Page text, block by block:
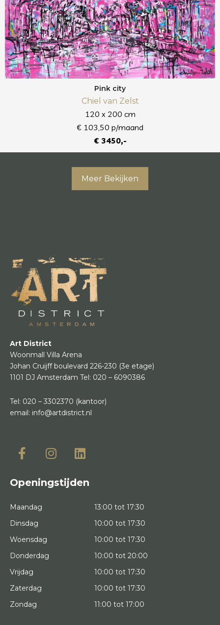
Pink city
Chiel van Zelst
120 x 200 cm
€ 103,50 p/maand
€ 3450,-
Meer Bekijken
Art District
Woonmall Villa Arena
Johan Cruijff boulevard 226-230 (3e etage)
1101 DJ Amsterdam Tel: 020 – 6090386
Tel: 020 – 3302370 (kantoor)
email: info@artdistrict.nl
Openingstijden
Maandag
13:00 tot 17:30
Dinsdag
10:00 tot 17:30
Woensdag
10:00 tot 17:30
Donderdag
10:00 tot 20:00
Vrijdag
10:00 tot 17:30
Zaterdag
10:00 tot 17:30
Zondag
11:00 tot 17:00